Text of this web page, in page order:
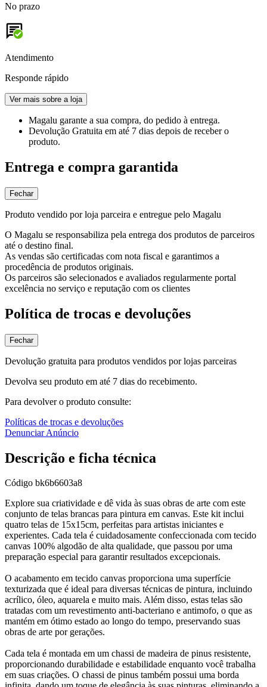
No prazo
Atendimento
Responde rápido
Ver mais sobre a loja
Magalu garante a sua compra, do pedido à entrega.
Devolução Gratuita em até 7 dias depois de receber o
produto.
Entrega e compra garantida
Fechar
Produto vendido por loja parceira e entregue pelo Magalu
O Magalu se responsabiliza pela entrega dos produtos de parceiros
até o destino final.
As vendas são certificadas com nota fiscal e garantimos a
procedência de produtos originais.
Os parceiros são selecionados e avaliados regularmente portal
excelência no serviço e reputação com os clientes
Política de trocas e devoluções
Fechar
Devolução gratuita para produtos vendidos por lojas parceiras
Devolva seu produto em até 7 dias do recebimento.
Para devolver o produto consulte:
Políticas de trocas e devoluções
Denunciar Anúncio
Descrição e ficha técnica
Código bk6b6603a8
Explore sua criatividade e dê vida às suas obras de arte com este
conjunto de telas brancas para pintura em canvas. Este kit inclui
quatro telas de 15x15cm, perfeitas para artistas iniciantes e
experientes. Cada tela é cuidadosamente confeccionada com tecido
canvas 100% algodão de alta qualidade, que passou por uma
preparação especial para garantir resultados excepcionais.
O acabamento em tecido canvas proporciona uma superfície
texturizada que é ideal para diversas técnicas de pintura, incluindo
acrílico, óleo, aquarela e muito mais. Além disso, estas telas são
tratadas com um revestimento anti-bacteriano e antimofo, o que as
mantém em ótimo estado ao longo do tempo, preservando suas
obras de arte por gerações.
Cada tela é montada em um chassi de madeira de pinus resistente,
proporcionando durabilidade e estabilidade enquanto você trabalha
em suas criações. O chassi de pinus também possui uma borda